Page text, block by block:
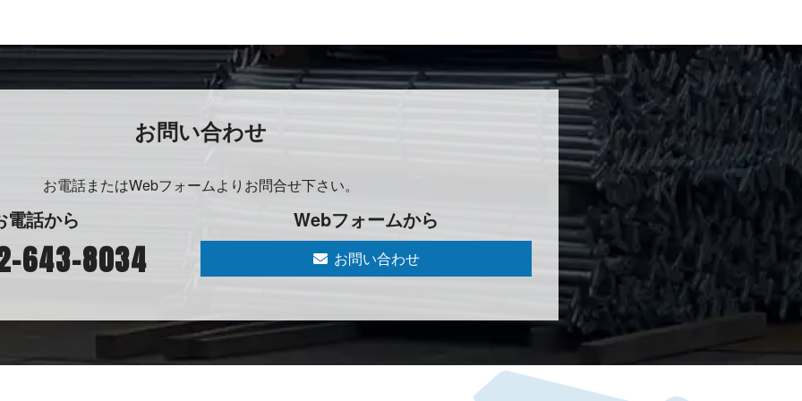
お問 い 合 わ せ
お電話またはWebフォームよりお問合せ 下 さ い 。
電 話 か ら
643-8034
Webフォ ー ム か ら
お問い合わせ